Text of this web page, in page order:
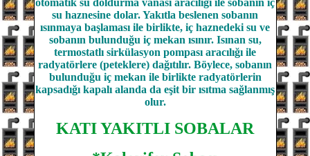
otomatik su doldurma vanası aracılığı ile sobanın iç
su haznesine dolar. Yakıtla beslenen sobanın
ısınmaya başlaması ile birlikte, iç haznedeki su ve
sobanın bulunduğu iç mekan ısınır. Isınan su,
termostatlı sirkülasyon pompası aracılığı ile
radyatörlere (peteklere) dağıtılır. Böylece, sobanın
bulunduğu iç mekan ile birlikte radyatörlerin
kapsadığı kapalı alanda da eşit bir ısıtma sağlanmış
olur.
KATI YAKITLI SOBALAR